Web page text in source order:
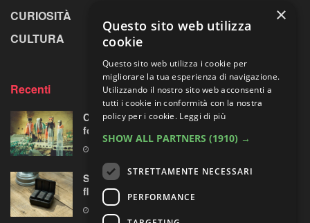
CURIOSITÀ
CULTURA
Recenti
Centosessantasette candeline per la mostra
fotografica più longeva al mondo
Sony prepara la “rivoluzione” audio 32-bit
float per le sue mirrorless Alpha?
×
Questo sito web utilizza
cookie
Questo sito web utilizza i cookie per
migliorare la tua esperienza di navigazione.
Utilizzando il nostro sito web acconsenti a
tutti i cookie in conformità con la nostra
policy per i cookie. Leggi di più
SHOW ALL PARTNERS (1910) →
STRETTAMENTE NECESSARI
PERFORMANCE